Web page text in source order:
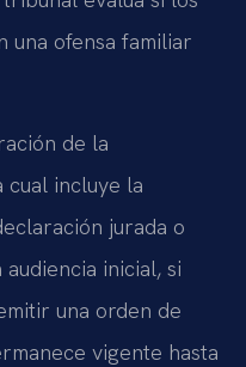
una ofensa familiar
de la
cual incluye la
jurada o
inicial, si
una orden de
vigente hasta